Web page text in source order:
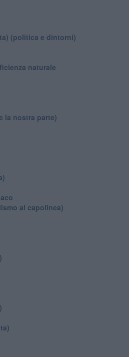
(politica e dintorni)
naturale
la nostra parte)
al capolinea)